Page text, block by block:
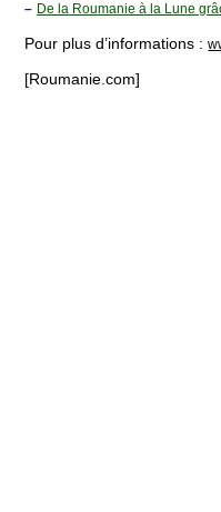
– De la Roumanie à la Lune
Pour plus d’informations :
[Roumanie.com]